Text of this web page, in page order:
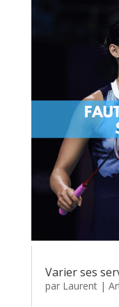
Varier ses
par Laurent|